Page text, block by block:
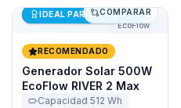
DELTA 3 1000 Air
Generador Solar 500W
EcoFlow
Últimas unidades
IDEAL PARA STARLINK
COMPARAR
RECOMENDADO
Generador Solar 500W
EcoFlow RIVER 2 Max
Capacidad 512 Wh